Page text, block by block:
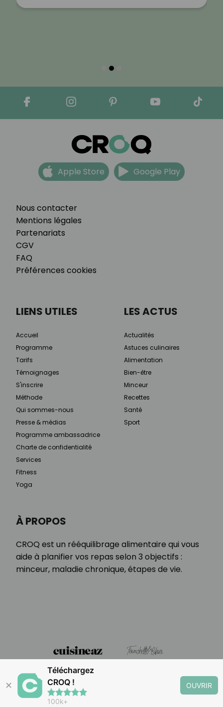
Nous contacter
Mentions légales
Partenariats
CGV
FAQ
Préférences cookies
Apple Store Google Play
À PROPOS
CROQ est un rééquilibrage alimentaire qui vous
aide à planifier vos repas selon 3 objectifs :
minceur, maladie chronique, étapes de vie.
LIENS UTILES
Accueil
Programme
Tarifs
Témoignages
S'inscrire
Méthode
Qui sommes-nous
Presse & médias
Programme ambassadrice
Charte de confidentialité
Services
Fitness
Yoga
LES ACTUS
Actualités
Astuces culinaires
Alimentation
Bien-être
Minceur
Recettes
Santé
Sport
✕
Téléchargez
CROQ !
100k+
OUVRIR